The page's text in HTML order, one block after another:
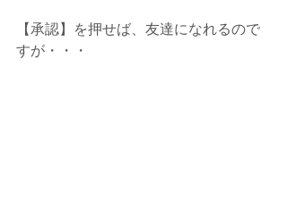
【承認】を押せば、友達になれるので
すが・・・